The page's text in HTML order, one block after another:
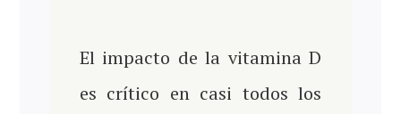
El impacto de la vitamina D
es crítico en casi todos los